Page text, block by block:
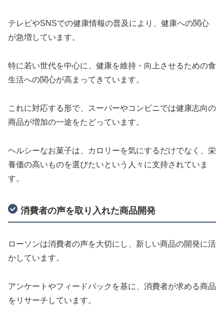
テレビやSNSでの健康情報の普及により、健康への関心
が急増しています。
特に若い世代を中心に、健康を維持・向上させるための食
生活への関心が高まってきています。
これに対応する形で、スーパーやコンビニでは健康志向の
商品が増加の一途をたどっています。
ヘルシーなお菓子は、カロリーを気にするだけでなく、栄
養価の高いものを選びたいという人々に支持されていま
す。
消費者の声を取り入れた商品開発
ローソンは消費者の声を大切にし、新しい商品の開発に活
かしています。
アンケートやフィードバックを基に、消費者が求める商品
をリサーチしています。